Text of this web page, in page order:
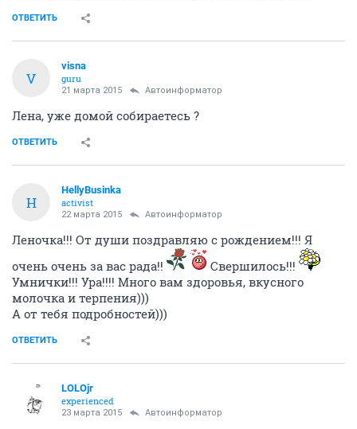
ОТВЕТИТЬ
V
visna
guru
21 марта 2015 Автоинформатор
Лена, уже домой собираетесь ?
ОТВЕТИТЬ
H
HellyBusinka
activist
22 марта 2015 Автоинформатор
Леночка!!! От души поздравляю с рождением!!! Я
очень очень за вас рада!!
Свершилось!!!
Умнички!!! Ура!!!! Много вам здоровья, вкусного
молочка и терпения)))
А от тебя подробностей)))
ОТВЕТИТЬ
LOLOjr
experienced
23 марта 2015 Автоинформатор